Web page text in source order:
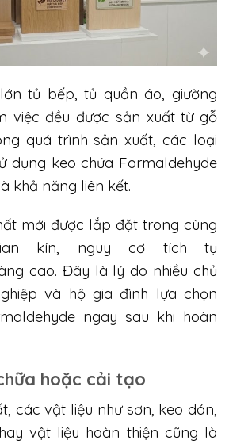
tủ bếp, tủ quần áo, giường
việc đều được sản xuất từ gỗ
quá trình sản xuất, các loại
dụng keo chứa Formaldehyde
khả năng liên kết.
mới được lắp đặt trong cùng
kín, nguy cơ tích tụ
cao. Đây là lý do nhiều chủ
và hộ gia đình lựa chọn
ngay sau khi hoàn
hoặc cải tạo
các vật liệu như sơn, keo dán,
vật liệu hoàn thiện cũng là